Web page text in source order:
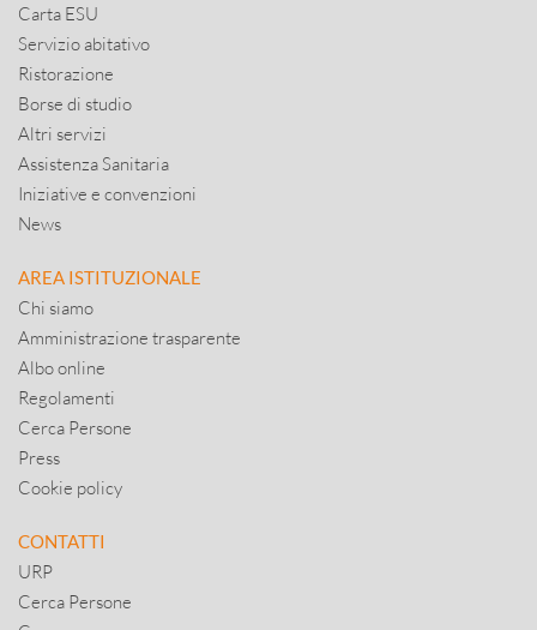
Carta ESU
Servizio abitativo
Ristorazione
Borse di studio
Altri servizi
Assistenza Sanitaria
Iniziative e convenzioni
News
AREA ISTITUZIONALE
Chi siamo
Amministrazione trasparente
Albo online
Regolamenti
Cerca Persone
Press
Cookie policy
CONTATTI
URP
Cerca Persone